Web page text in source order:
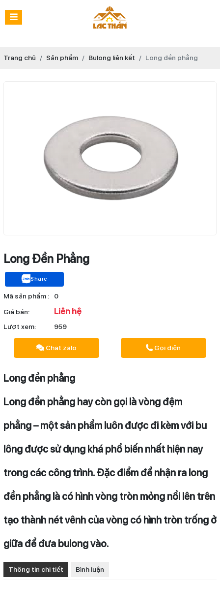
Trang chủ Sản phẩm Bulong liên kết Long đền phẳng
Long Đền Phẳng
Share
Mã sản phẩm :
0
Giá bán:
Liên hệ
Lượt xem: 959
Chat zalo Gọi điện
Long đền phẳng
Long đền phẳng hay còn gọi là vòng đệm
phẳng – một sản phẩm luôn được đi kèm với bu
lông được sử dụng khá phổ biến nhất hiện nay
trong các công trình. Đặc điểm để nhận ra long
đền phẳng là có hình vòng tròn mỏng nổi lên trên
tạo thành nét vênh của vòng có hình tròn trống ở
giữa để đưa bulong vào.
Thông tin chi tiết Bình luận